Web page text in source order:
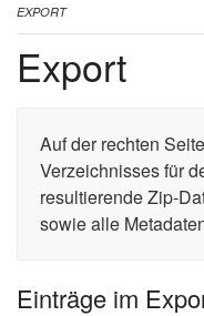
EXPORT
Export
Auf der rechten
Verzeichnisses für
resultierende Zip-
sowie alle
Einträge im